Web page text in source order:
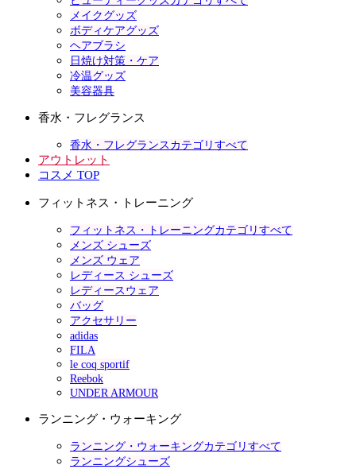
メイクグッズ
ボディケアグッズ
ヘアブラシ
日焼け対策・ケア
冷温グッズ
美容器具
香水・フレグランス
香水・フレグランスカテゴリすべて
アウトレット
コスメ TOP
フィットネス・トレーニング
フィットネス・トレーニングカテゴリすべて
メンズ シューズ
メンズ ウェア
レディース シューズ
レディースウェア
バッグ
アクセサリー
adidas
FILA
le coq sportif
Reebok
UNDER ARMOUR
ランニング・ウォーキング
ランニング・ウォーキングカテゴリすべて
ランニングシューズ